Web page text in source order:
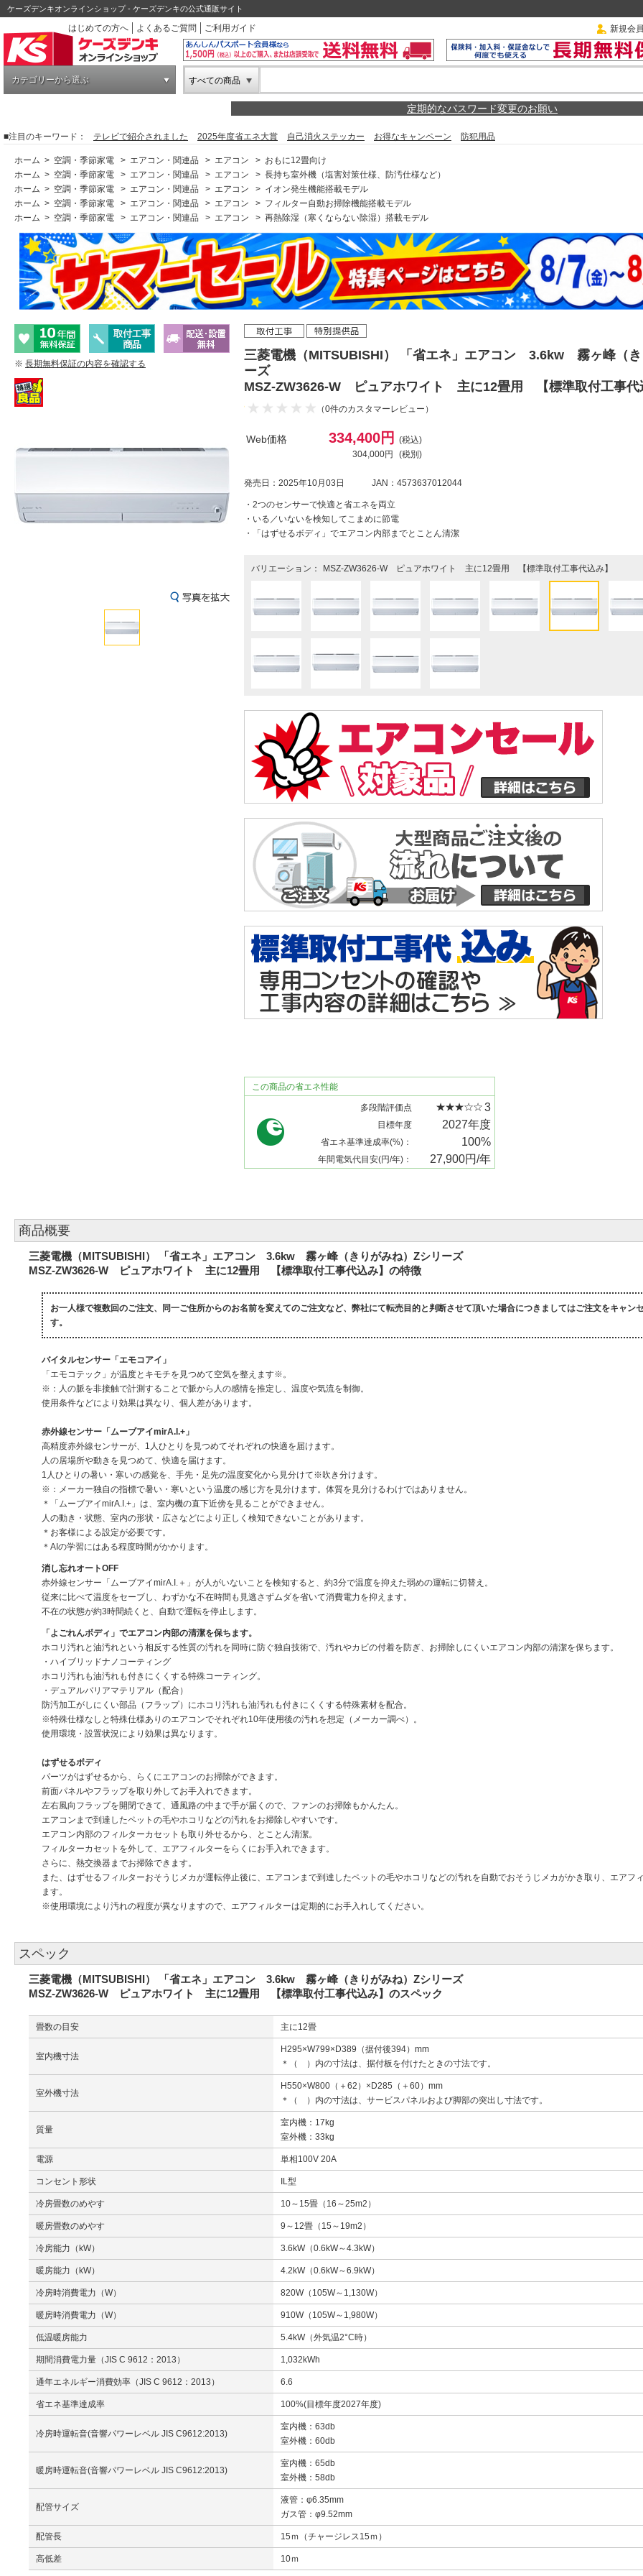
ケーズデンキオンラインショップ - ケーズデンキの公式通販サイト
はじめての方へ
よくあるご質問 ご利用ガイド 新規会
カテゴリーから選ぶ すべての商品
定期的なパスワード変更のお願い
■注目のキーワード： テレビで紹介されました 2025年度省エネ大賞 自己消火ステッカー お得なキャンペーン 防犯用品
ホーム > 空調・季節家電 > エアコン・関連品 > エアコン > おもに12畳向け
ホーム > 空調・季節家電 > エアコン・関連品 > エアコン > 長持ち室外機（塩害対策仕様、防汚仕様など）
ホーム > 空調・季節家電 > エアコン・関連品 > エアコン > イオン発生機能搭載モデル
ホーム > 空調・季節家電 > エアコン・関連品 > エアコン > フィルター自動お掃除機能搭載モデル
ホーム > 空調・季節家電 > エアコン・関連品 > エアコン > 再熱除湿（寒くならない除湿）搭載モデル
※ 長期無料保証の内容を確認する
三菱電機（MITSUBISHI） 「省エネ」エアコン 3.6kw 霧ヶ峰（き
ーズ
MSZ-ZW3626-W ピュアホワイト 主に12畳用 【標準取付工事代
（0件のカスタマーレビュー）
Web価格 334,400円
(税込)
304,000円
(税別)
発売日：2025年10月03日 JAN：4573637012044
・2つのセンサーで快適と省エネを両立
・いる／いないを検知してこまめに節電
・「はずせるボディ」でエアコン内部までとことん清潔
バリエーション： MSZ-ZW3626-W ピュアホワイト 主に12畳用 【標準取付工事代込み】
この商品の省エネ性能
多段階評価点 3
目標年度 2027年度
省エネ基準達成率(%)： 100%
年間電気代目安(円/年)： 27,900円/年
商品概要
三菱電機（MITSUBISHI） 「省エネ」エアコン 3.6kw 霧ヶ峰（きりがみね）Zシリーズ
MSZ-ZW3626-W ピュアホワイト 主に12畳用 【標準取付工事代込み】の特徴
お一人様で複数回のご注文、同一ご住所からのお名前を変えてのご注文など、弊社にて転売目的と判断させて頂いた場合につきましてはご注文をキャン
す。
バイタルセンサー「エモコアイ」
「エモコテック」が温度とキモチを見つめて空気を整えます※。
※：人の脈を非接触で計測することで脈から人の感情を推定し、温度や気流を制御。
使用条件などにより効果は異なり、個人差があります。
赤外線センサー「ムーブアイmirA.I.+」
高精度赤外線センサーが、1人ひとりを見つめてそれぞれの快適を届けます。
人の居場所や動きを見つめて、快適を届けます。
1人ひとりの暑い・寒いの感覚を、手先・足先の温度変化から見分けて※吹き分けます。
※：メーカー独自の指標で暑い・寒いという温度の感じ方を見分けます。体質を見分けるわけではありません。
＊「ムーブアイmirA.I.+」は、室内機の直下近傍を見ることができません。
人の動き・状態、室内の形状・広さなどにより正しく検知できないことがあります。
＊お客様による設定が必要です。
＊AIの学習にはある程度時間がかかります。
消し忘れオートOFF
赤外線センサー「ムーブアイmirA.I.＋」が人がいないことを検知すると、約3分で温度を抑えた弱めの運転に切替え。
従来に比べて温度をセーブし、わずかな不在時間も見逃さずムダを省いて消費電力を抑えます。
不在の状態が約3時間続くと、自動で運転を停止します。
「よごれんボディ」でエアコン内部の清潔を保ちます。
ホコリ汚れと油汚れという相反する性質の汚れを同時に防ぐ独自技術で、汚れやカビの付着を防ぎ、お掃除しにくいエアコン内部の清潔を保ちます。
・ハイブリッドナノコーティング
ホコリ汚れも油汚れも付きにくくする特殊コーティング。
・デュアルバリアマテリアル（配合）
防汚加工がしにくい部品（フラップ）にホコリ汚れも油汚れも付きにくくする特殊素材を配合。
※特殊仕様なしと特殊仕様ありのエアコンでそれぞれ10年使用後の汚れを想定（メーカー調べ）。
使用環境・設置状況により効果は異なります。
はずせるボディ
パーツがはずせるから、らくにエアコンのお掃除ができます。
前面パネルやフラップを取り外してお手入れできます。
左右風向フラップを開閉できて、通風路の中まで手が届くので、ファンのお掃除もかんたん。
エアコンまで到達したペットの毛やホコリなどの汚れをお掃除しやすいです。
エアコン内部のフィルターカセットも取り外せるから、とことん清潔。
フィルターカセットを外して、エアフィルターをらくにお手入れできます。
さらに、熱交換器までお掃除できます。
また、はずせるフィルターおそうじメカが運転停止後に、エアコンまで到達したペットの毛やホコリなどの汚れを自動でおそうじメカがかき取り、エアフ
ます。
※使用環境により汚れの程度が異なりますので、エアフィルターは定期的にお手入れしてください。
スペック
三菱電機（MITSUBISHI） 「省エネ」エアコン 3.6kw 霧ヶ峰（きりがみね）Zシリーズ
MSZ-ZW3626-W ピュアホワイト 主に12畳用 【標準取付工事代込み】のスペック
畳数の目安 主に12畳
室内機寸法
H295×W799×D389（据付後394）mm
＊（ ）内の寸法は、据付板を付けたときの寸法です。
室外機寸法
H550×W800（＋62）×D285（＋60）mm
＊（ ）内の寸法は、サービスパネルおよび脚部の突出し寸法です。
質量
室内機：17kg
室外機：33kg
電源 単相100V 20A
コンセント形状 IL型
冷房畳数のめやす 10～15畳（16～25m2）
暖房畳数のめやす 9～12畳（15～19m2）
冷房能力（kW） 3.6kW（0.6kW～4.3kW）
暖房能力（kW） 4.2kW（0.6kW～6.9kW）
冷房時消費電力（W） 820W（105W～1,130W）
暖房時消費電力（W） 910W（105W～1,980W）
低温暖房能力 5.4kW（外気温2°C時）
期間消費電力量（JIS C 9612：2013） 1,032kWh
通年エネルギー消費効率（JIS C 9612：2013） 6.6
省エネ基準達成率 100%(目標年度2027年度)
冷房時運転音(音響パワーレベル JIS C9612:2013)
室内機：63db
室外機：60db
暖房時運転音(音響パワーレベル JIS C9612:2013)
室内機：65db
室外機：58db
配管サイズ
液管：φ6.35mm
ガス管：φ9.52mm
配管長 15ｍ（チャージレス15ｍ）
高低差 10ｍ